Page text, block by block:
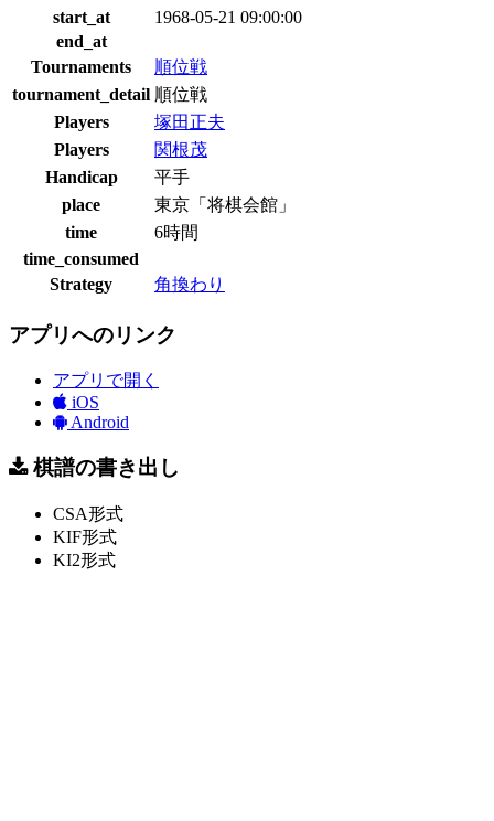
start_at
1968-05-21 09:00:00
end_at
Tournaments
順位戦
tournament_detail 順位戦
Players
塚田正夫
Players
関根茂
Handicap
平手
place
東京「将棋会館」
time
6時間
time_consumed
Strategy
角換わり
アプリへのリンク
アプリで開く
iOS
Android
棋譜の書き出し
CSA形式
KIF形式
KI2形式